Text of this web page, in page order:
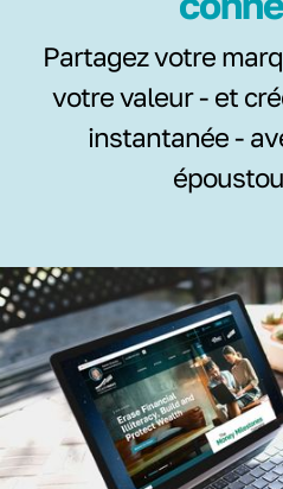
Partagez votre
votre valeur - et
instantanée -